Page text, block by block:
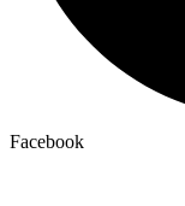
Facebook